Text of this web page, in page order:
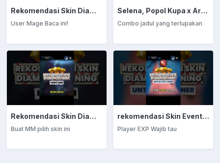
Rekomendasi Skin Diamond Kuning: Mage
User Mage Baca ini!
Selena, Popol Kupa x Arrival
Combo jadul yang terlupakan
Rekomendasi Skin Diamond Kuning: Marksman
Buat MM pilih skin ini
rekomendasi Skin Event Diamond Kuning: EXP Laner
Player EXP Wajib tau